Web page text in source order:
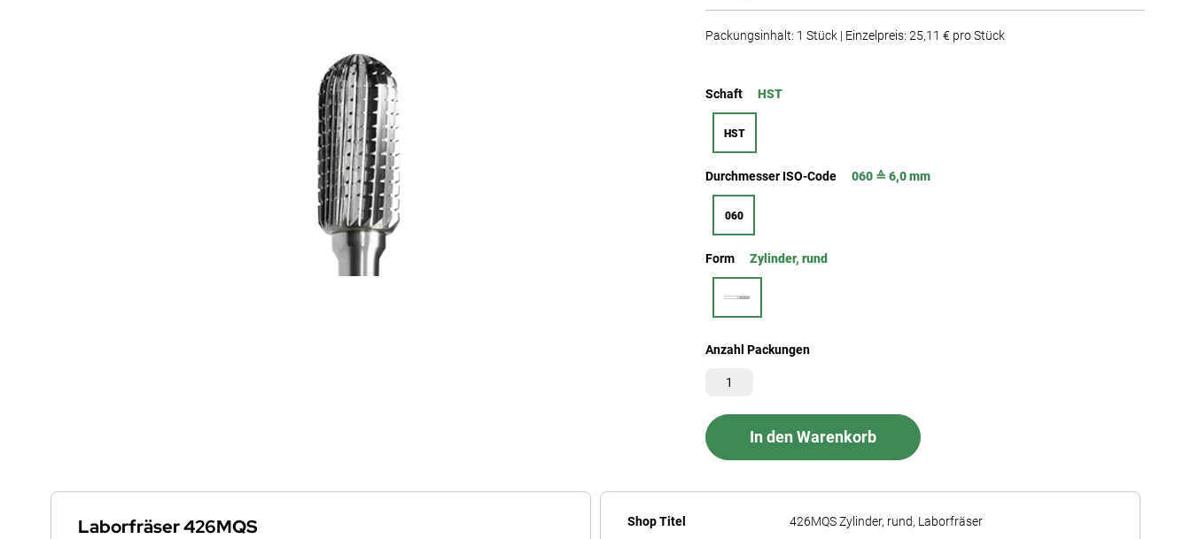
Packungsinhalt: 1 Stück | Einzelpreis: 25,11 € pro Stück
Schaft HST
HST
Durchmesser ISO-Code 060 ≙ 6,0 mm
060
Form Zylinder, rund
Anzahl Packungen
In den Warenkorb
Anfang
Laborfräser 426MQS
Mehr
Shop Titel 426MQS Zylinder, rund, Laborfräser